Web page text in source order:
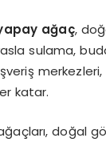
ağaç,
sulama,
katar.
doğal